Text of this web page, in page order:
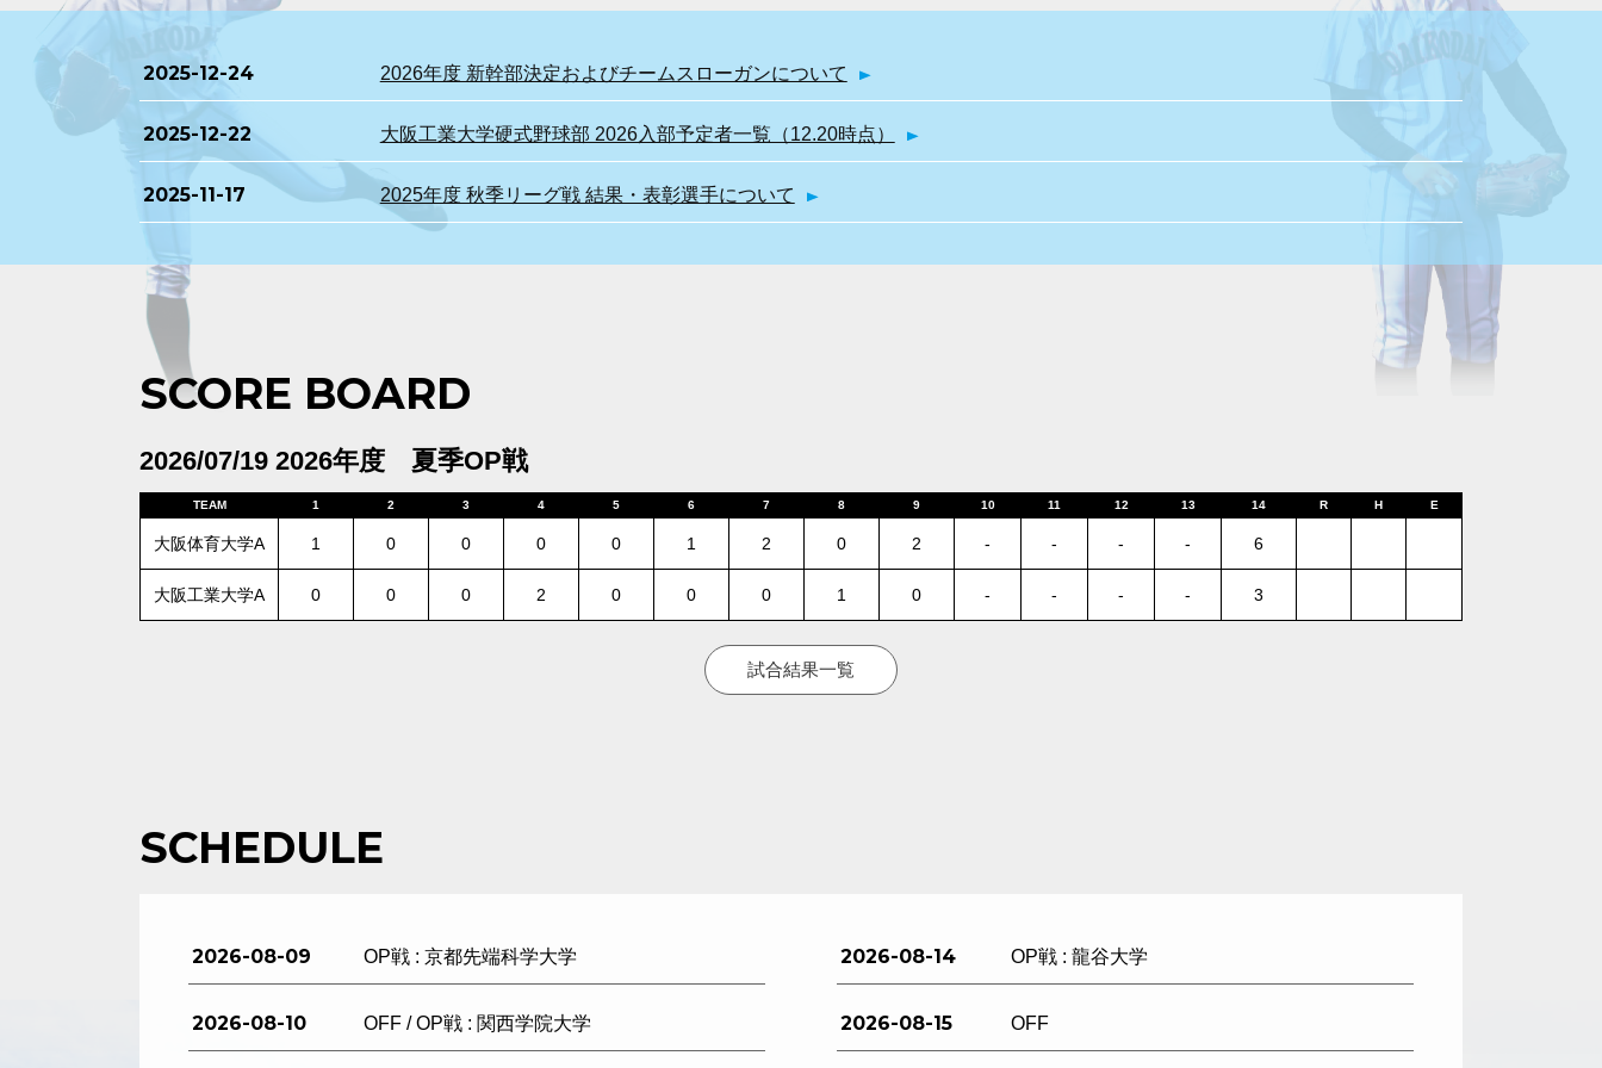
2025-12-24 2026年度 新幹部決定およびチームスローガンについて
2025-12-22 大阪工業大学硬式野球部 2026入部予定者一覧（12.20時点）
2025-11-17 2025年度 秋季リーグ戦 結果・表彰選手について
SCORE BOARD
2026/07/19 2026年度 夏季OP戦
TEAM 1 2 3 4 5 6 7 8 9 10 11 12 13 14 R H E
大阪体育大学A 1 0 0 0 0 1 2 0 2 - - - - 6
大阪工業大学A 0 0 0 2 0 0 0 1 0 - - - - 3
試合結果一覧
SCHEDULE
2026-08-09 OP戦 : 京都先端科学大学
2026-08-10 OFF / OP戦 : 関西学院大学
2026-08-14 OP戦 : 龍谷大学
2026-08-15 OFF